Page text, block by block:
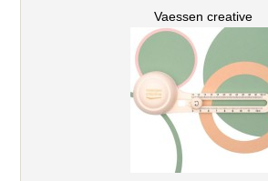
Vaessen creative